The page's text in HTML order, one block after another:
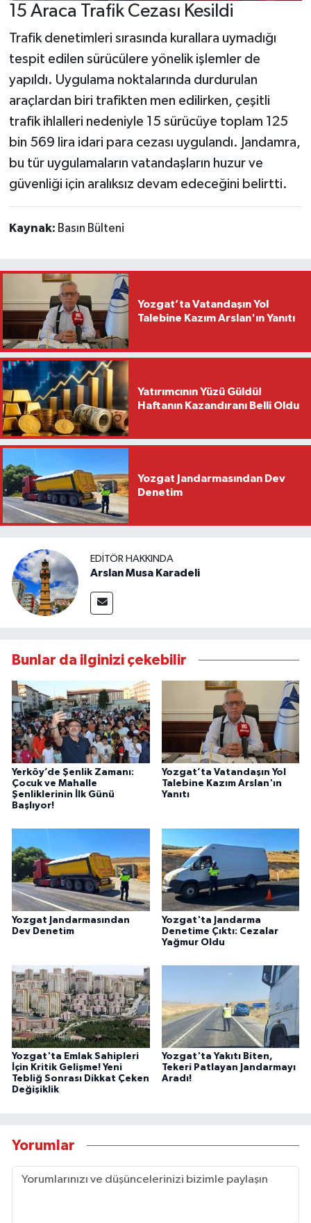
15 Araca Trafik Cezası Kesildi
Trafik denetimleri sırasında kurallara uymadığı
tespit edilen sürücülere yönelik işlemler de
yapıldı. Uygulama noktalarında durdurulan
araçlardan biri trafikten men edilirken, çeşitli
trafik ihlalleri nedeniyle 15 sürücüye toplam 125
bin 569 lira idari para cezası uygulandı. Jandamra,
bu tür uygulamaların vatandaşların huzur ve
güvenliği için aralıksız devam edeceğini belirtti.
Kaynak: Basın Bülteni
Yozgat’ta Vatandaşın Yol
Talebine Kazım Arslan'ın Yanıtı
Yatırımcının Yüzü Güldü!
Haftanın Kazandıranı Belli Oldu
Yozgat Jandarmasından Dev
Denetim
EDITÖR HAKKINDA
Arslan Musa Karadeli
Bunlar da ilginizi çekebilir
Yerköy’de Şenlik Zamanı:
Çocuk ve Mahalle
Şenliklerinin İlk Günü
Başlıyor!
Yozgat’ta Vatandaşın Yol
Talebine Kazım Arslan'ın
Yanıtı
Yozgat Jandarmasından
Dev Denetim
Yozgat'ta Jandarma
Denetime Çıktı: Cezalar
Yağmur Oldu
Yozgat'ta Emlak Sahipleri
İçin Kritik Gelişme! Yeni
Tebliğ Sonrası Dikkat Çeken
Değişiklik
Yozgat'ta Yakıtı Biten,
Tekeri Patlayan Jandarmayı
Aradı!
Yorumlar